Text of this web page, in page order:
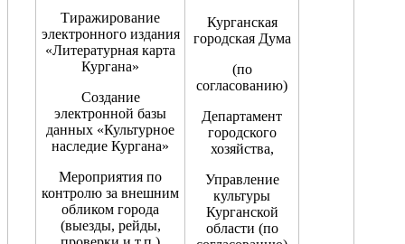
Тиражирование
электронного издания
«Литературная карта
Кургана»
Создание
электронной базы
данных «Культурное
наследие Кургана»
Мероприятия по
контролю за внешним
обликом города
(выезды, рейды,
Курганская
городская Дума
(по
согласованию)
Департамент
городского
хозяйства,
Управление
культуры
Курганской
области (по